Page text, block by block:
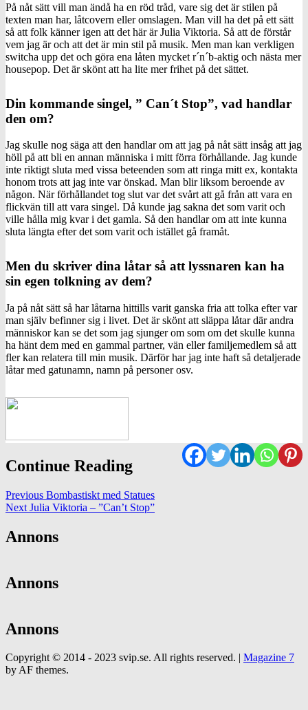
På nåt sätt vill man ändå ha en röd tråd, vare sig det är stilen på
texten man har, låtcovern eller omslagen. Man vill ha det på ett sätt
så att folk känner igen att det här är Julia Viktoria. Så att de förstår
vem jag är och att det är min stil på musik. Men man kan verkligen
switcha upp det och göra ena låten mycket r´n´b-aktig och nästa mer
housepop. Det är skönt att ha lite mer frihet på det sättet.
Din kommande singel, ” Can´t Stop”, vad handlar
den om?
Jag skulle nog säga att den handlar om att jag på nåt sätt insåg att jag
höll på att bli en annan människa i mitt förra förhållande. Jag kunde
inte riktigt sluta med vissa beteenden som att ringa mitt ex, kontakta
honom trots att jag inte var önskad. Man blir liksom beroende av
någon. När förhållandet tog slut var det svårt att gå från att vara en
flickvän till att vara singel. Då kunde jag sakna det som varit och
ville hålla mig kvar i det gamla. Så den handlar om att inte kunna
sluta längta efter det som varit och istället gå framåt.
Men du skriver dina låtar så att lyssnaren kan ha
sin egen tolkning av dem?
Ja på nåt sätt så har låtarna hittills varit ganska fria att tolka efter var
man själv befinner sig i livet. Det är skönt att släppa låtar där andra
människor kan se det som jag sjunger om som om det skulle kunna
ha hänt dem med en gammal partner, vän eller familjemedlem så att
fler kan relatera till min musik. Därför har jag inte haft så detaljerade
låtar med gatunamn, namn på personer osv.
Continue Reading
Previous Bombastiskt med Statues
Next Julia Viktoria – ”Can’t Stop”
Annons
Annons
Annons
Copyright © 2014 - 2023 svip.se. All rights reserved. | Magazine 7
by AF themes.